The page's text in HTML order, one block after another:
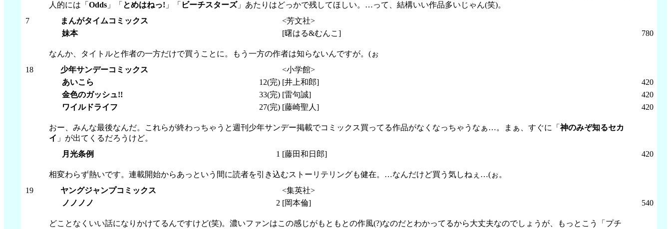
人的には「 Odds」「 とめはねっ! 」「 ビーチスターズ」あたりはどっかで残してほしい。…って、結構いい作品多いじゃん(笑)。
7
まんがタイムコミックス
<芳文社>
妹本
[曙はる&むんこ] 780
なんか、タイトルと作者の一方だけで買うことに。もう一方の作者は知らないんですが。(ぉ
18
少年サンデーコミックス
<小学館>
あいこら
12(完) [井上和郎]
420
金色のガッシュ!!
33(完) [雷句誠]
420
ワイルドライフ
27(完) [藤崎聖人] 420
おー、みんな最後なんだ。これらが終わっちゃうと週刊少年サンデー掲載でコミックス買ってる作品がなくなっちゃうなぁ…。まぁ、すぐに「神のみぞ知るセカ
イ 」が出てくるだろうけど。
月光条例
1 [藤田和日郎] 420
相変わらず熱いです。連載開始からあっという間に読者を引き込むストーリテリングも健在。…なんだけど買う気しねぇ…(ぉ。
19
ヤングジャンプコミックス
<集英社>
ノノノノ
2 [岡本倫] 540
どことなくいい話になりかけてるんですけど(笑)。濃いファンはこの感じがもともとの作風(?)なのだとわかってるから大丈夫なのでしょうが、もっとこう「プチ